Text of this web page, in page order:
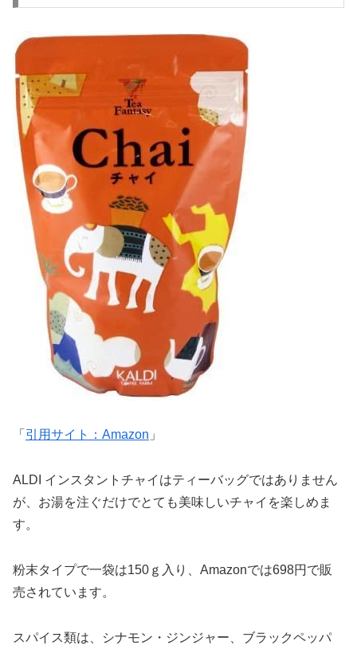
「 引用サイト：Amazon 」
ALDI インスタントチャイはティーバッグではありません
が、お湯を注ぐだけでとても美味しいチャイを楽しめま
す。
粉末タイプで一袋は150ｇ入り、Amazonでは698円で販
売されています。
スパイス類は、シナモン・ジンジャー、ブラックペッパ